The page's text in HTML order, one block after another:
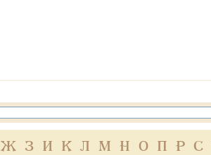
Ж З И К Л М Н О П Р С